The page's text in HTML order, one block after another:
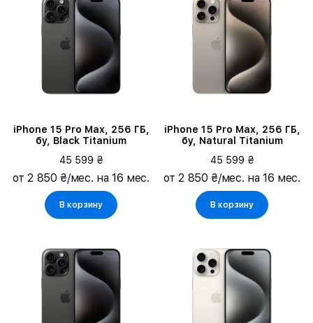
iPhone 15 Pro Max, 256 ГБ,
бу, Black Titanium
45 599 ₴
от 2 850 ₴/мес. на 16 мес.
В корзину
iPhone 15 Pro Max, 256 ГБ,
бу, Natural Titanium
45 599 ₴
от 2 850 ₴/мес. на 16 мес.
В корзину